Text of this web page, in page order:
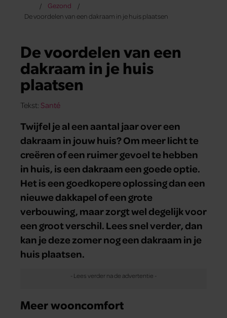
Gezond
De voordelen van een dakraam in je huis plaatsen
De voordelen van een
dakraam in je huis
plaatsen
Tekst: Santé
Twijfel je al een aantal jaar over een
dakraam in jouw huis? Om meer licht te
creëren of een ruimer gevoel te hebben
in huis, is een dakraam een goede optie.
Het is een goedkopere oplossing dan een
nieuwe dakkapel of een grote
verbouwing, maar zorgt wel degelijk voor
een groot verschil. Lees snel verder, dan
kan je deze zomer nog een dakraam in je
huis plaatsen.
Meer wooncomfort